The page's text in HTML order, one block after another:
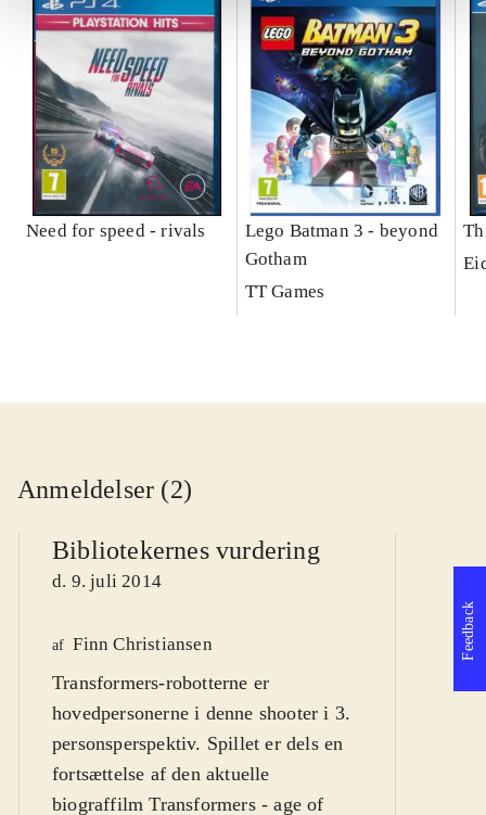
Need for speed - rivals
Lego Batman 3 - beyond
Gotham
TT Games
Anmeldelser (2)
Bibliotekernes vurdering
d. 9. juli 2014
af Finn Christiansen
Transformers-robotterne er
hovedpersonerne i denne shooter i 3.
personsperspektiv. Spillet er dels en
fortsættelse af den aktuelle
biograffilm Transformers - age of
Feedback